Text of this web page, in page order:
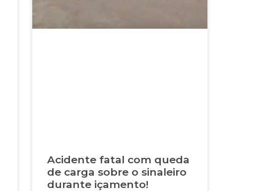
Acidente fatal com queda
de carga sobre o sinaleiro
durante içamento!